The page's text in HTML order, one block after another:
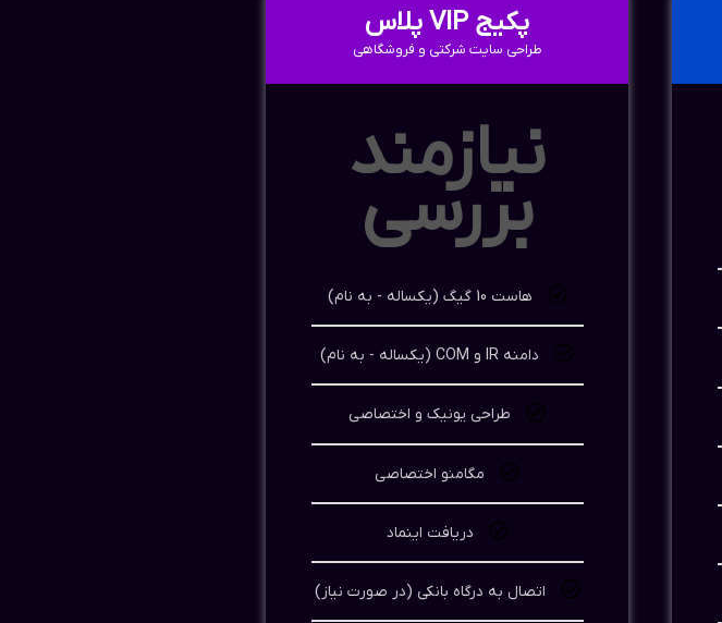
پکیج VIP پلاس
طراحی سایت شرکتی و فروشگاهی
نیازمند
بررسی
هاست 10 گیگ (یکساله - به نام)
دامنه IR و COM (یکساله - به نام)
طراحی یونیک و اختصاصی
مگامنو اختصاصی
دریافت اینماد
اتصال به درگاه بانکی (در صورت نیاز)